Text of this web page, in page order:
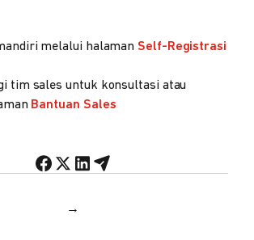
melalui halaman Self-Registrasi
tim sales untuk konsultasi atau
Bantuan Sales
→